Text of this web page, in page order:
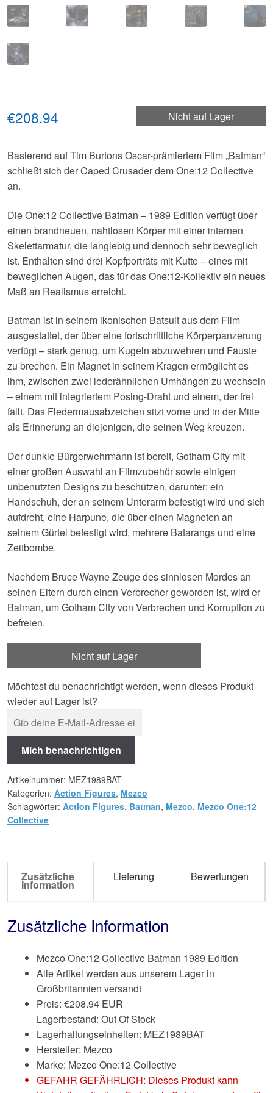
Nicht auf Lager
€208.94
Basierend auf Tim Burtons Oscar-prämiertem Film „Batman“
schließt sich der Caped Crusader dem One:12 Collective
an.
Die One:12 Collective Batman – 1989 Edition verfügt über
einen brandneuen, nahtlosen Körper mit einer internen
Skelettarmatur, die langlebig und dennoch sehr beweglich
ist. Enthalten sind drei Kopfporträts mit Kutte – eines mit
beweglichen Augen, das für das One:12-Kollektiv ein neues
Maß an Realismus erreicht.
Batman ist in seinem ikonischen Batsuit aus dem Film
ausgestattet, der über eine fortschrittliche Körperpanzerung
verfügt – stark genug, um Kugeln abzuwehren und Fäuste
zu brechen. Ein Magnet in seinem Kragen ermöglicht es
ihm, zwischen zwei lederähnlichen Umhängen zu wechseln
– einem mit integriertem Posing-Draht und einem, der frei
fällt. Das Fledermausabzeichen sitzt vorne und in der Mitte
als Erinnerung an diejenigen, die seinen Weg kreuzen.
Der dunkle Bürgerwehrmann ist bereit, Gotham City mit
einer großen Auswahl an Filmzubehör sowie einigen
unbenutzten Designs zu beschützen, darunter: ein
Handschuh, der an seinem Unterarm befestigt wird und sich
aufdreht, eine Harpune, die über einen Magneten an
seinem Gürtel befestigt wird, mehrere Batarangs und eine
Zeitbombe.
Nachdem Bruce Wayne Zeuge des sinnlosen Mordes an
seinen Eltern durch einen Verbrecher geworden ist, wird er
Batman, um Gotham City von Verbrechen und Korruption zu
befreien.
Nicht auf Lager
Möchtest du benachrichtigt werden, wenn dieses Produkt
wieder auf Lager ist?
Mich benachrichtigen
Artikelnummer: MEZ1989BAT
Kategorien: Action Figures, Mezco
Schlagwörter: Action Figures, Batman, Mezco, Mezco One:12
Collective
Zusätzliche
Information
Lieferung Bewertungen
Zusätzliche Information
Mezco One:12 Collective Batman 1989 Edition
Alle Artikel werden aus unserem Lager in
Großbritannien versandt
Preis: €208.94 EUR
Lagerbestand: Out Of Stock
Lagerhaltungseinheiten: MEZ1989BAT
Hersteller: Mezco
Marke: Mezco One:12 Collective
GEFAHR GEFÄHRLICH: Dieses Produkt kann